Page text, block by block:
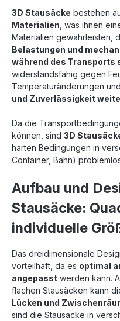
3D Stausäcke bestehen
Materialien , was ihnen
Materialien gewährleisten,
Belastungen und
während des Transports
widerstandsfähig gegen
Temperaturänderungen
und Zuverlässigkeit
Da die
können, sind 3D
harten Bedingungen in
Container, Bahn)
Aufbau und
Stausäcke:
individuelle
Das dreidimensionale
vorteilhaft, da es optimal
angepasst werden kann.
flachen Stausäcken kann
Lücken und
sind die Stausäcke in